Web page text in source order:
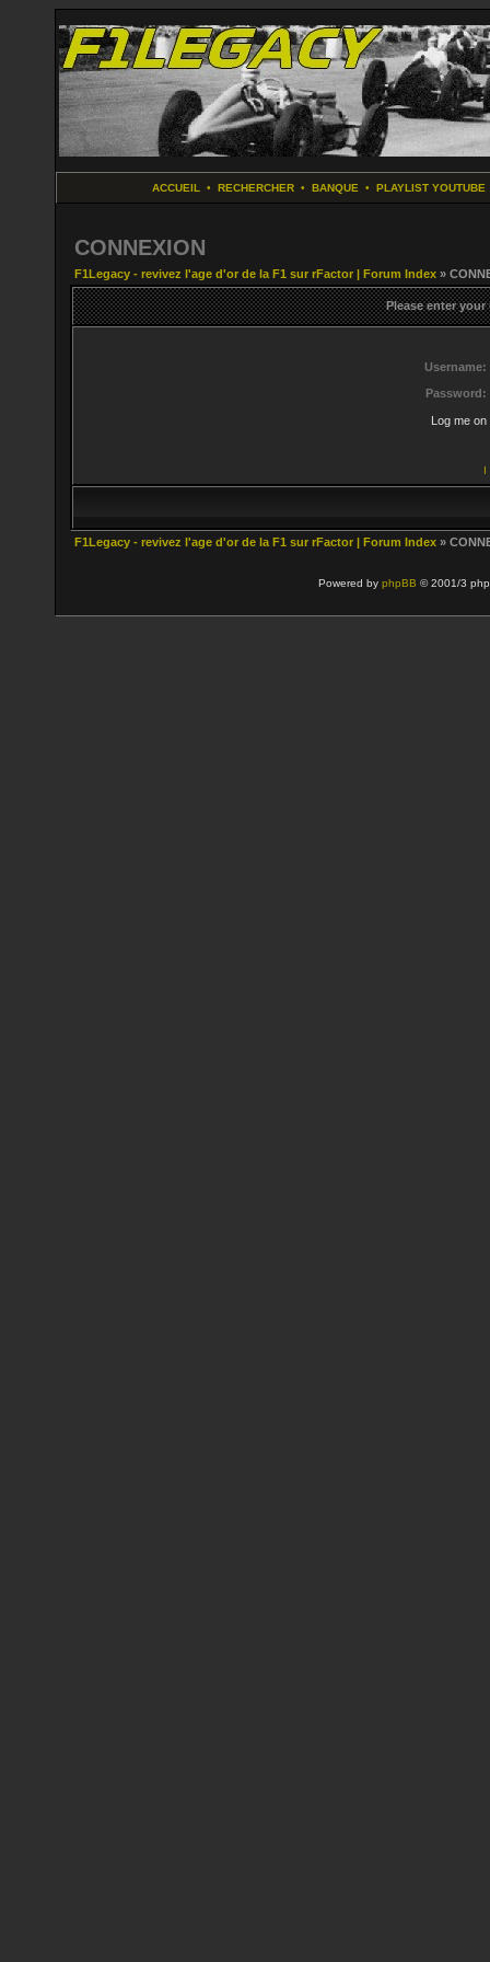
ACCUEIL • RECHERCHER• BANQUE • PLAYLIST YOUTUBE
CONNEXION
F1Legacy - revivez l'age d'or de la F1 sur rFactor | Forum Index »
Please enter
Username:
Password:
Log me
I
F1Legacy - revivez l'age d'or de la F1 sur rFactor | Forum Index »
Powered by phpBB © 2001/3